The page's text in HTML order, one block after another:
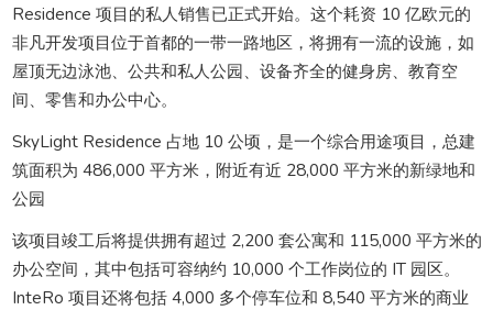
Residence 项目的私人销售已正式开始。这个耗资 10 亿欧元的
非凡开发项目位于首都的一带一路地区，将拥有一流的设施，如
屋顶无边泳池、公共和私人公园、设备齐全的健身房、教育空
间、零售和办公中心。
SkyLight Residence 占地 10 公顷，是一个综合用途项目，总建
筑面积为 486,000 平方米，附近有近 28,000 平方米的新绿地和
公园
该项目竣工后将提供拥有超过 2,200 套公寓和 115,000 平方米的
办公空间，其中包括可容纳约 10,000 个工作岗位的 IT 园区。
InteRo 项目还将包括 4,000 多个停车位和 8,540 平方米的商业